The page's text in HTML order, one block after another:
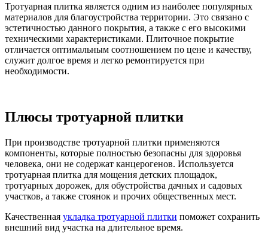
Тротуарная плитка является одним из наиболее популярных
материалов для благоустройства территории. Это связано с
эстетичностью данного покрытия, а также с его высокими
техническими характеристиками. Плиточное покрытие
отличается оптимальным соотношением по цене и качеству,
служит долгое время и легко ремонтируется при
необходимости.
Плюсы тротуарной плитки
При производстве тротуарной плитки применяются
компоненты, которые полностью безопасны для здоровья
человека, они не содержат канцерогенов. Используется
тротуарная плитка для мощения детских площадок,
тротуарных дорожек, для обустройства дачных и садовых
участков, а также стоянок и прочих общественных мест.
Качественная укладка тротуарной плитки поможет сохранить
внешний вид участка на длительное время.